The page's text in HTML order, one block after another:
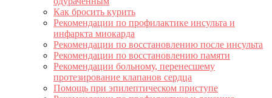
Как бросить курить
Рекомендации по профилактике инсульта и
инфаркта миокарда
Рекомендации по восстановлению после инсульта
Рекомендации по восстановлению памяти
Рекомендации больному, перенесшему
протезирование клапанов сердца
Помощь при эпилептическом приступе